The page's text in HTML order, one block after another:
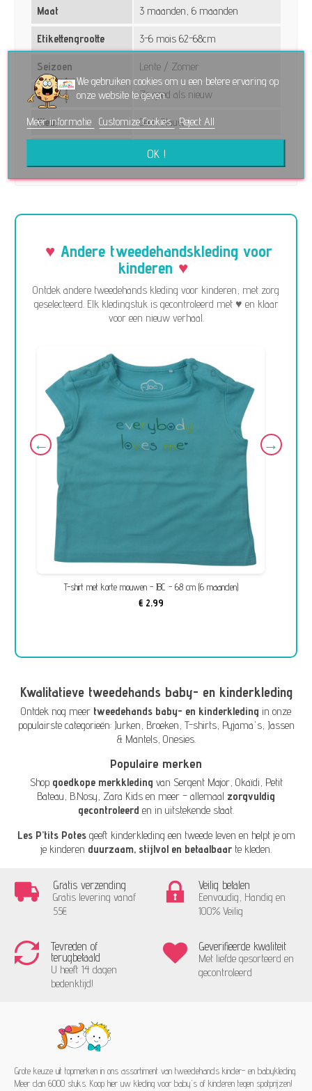
Maat 3 maanden, 6 maanden
Etikettengrootte 3-6 mois 62-68cm
Seizoen Lente / Zomer
Staat Zo goed als nieuw
Kleur Geel, Blauw
Elastische taille
Andere tweedehandskleding voor
kinderen
Ontdek andere tweedehands kleding voor kinderen, met zorg
geselecteerd. Elk kledingstuk is gecontroleerd met ♥ en klaar
voor een nieuw verhaal.
T-shirt met korte mouwen - JBC - 68 cm (6 maanden)
€ 2,99
Kwalitatieve tweedehands baby- en kinderkleding
Ontdek nog meer tweedehands baby- en kinderkleding in onze
populairste categorieën: Jurken, Broeken, T-shirts, Pyjama's, Jassen
& Mantels, Onesies.
Populaire merken
Shop goedkope merkkleding van Sergent Major, Okaïdi, Petit
Bateau, B.Nosy, Zara Kids en meer – allemaal zorgvuldig
gecontroleerd en in uitstekende staat.
Les P’tits Potesgeeft kinderkleding een tweede leven en helpt je om
je kinderen duurzaam, stijlvol en betaalbaar te kleden.
Gratis verzending
Gratis levering vanaf
55€
Veilig betalen
Eenvoudig, Handig en
100% Veilig
Tevreden of
terugbetaald
U heeft 14 dagen
bedenktijd!
Geverifieerde kwaliteit
Met liefde gesorteerd en
gecontroleerd
Grote keuze uit topmerken in ons assortiment van tweedehands kinder- en babykleding.
Meer dan 6000 stuks. Koop hier uw kleding voor baby's of kinderen tegen spotprijzen!
We gebruiken cookies om u een betere ervaring op
onze website te geven.
Meer informatie Customize Cookies Reject All
OK !